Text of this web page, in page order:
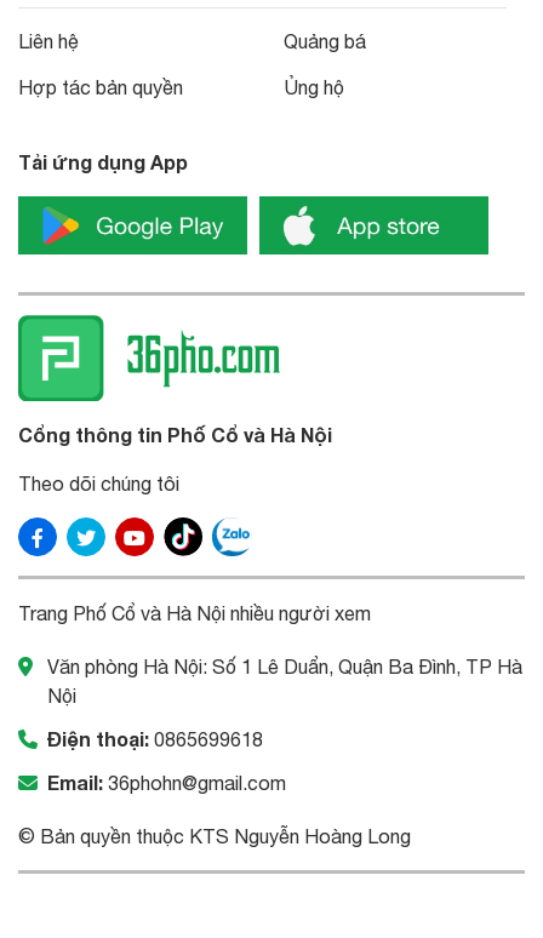
Liên hệ
Hợp tác bản quyền
Quảng bá
Ủng hộ
Tải ứng dụng App
Cổng thông tin Phố Cổ và Hà Nội
Theo dõi chúng tôi
Trang Phố Cổ và Hà Nội nhiều người xem
Văn phòng Hà Nội: Số 1 Lê Duẩn, Quận Ba Đình, TP Hà
Nội
Điện thoại: 0865699618
Email: 36phohn@gmail.com
© Bản quyền thuộc KTS Nguyễn Hoàng Long